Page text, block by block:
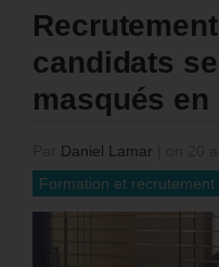
candidats
masqués
Daniel Lamar
Formation et recrutement